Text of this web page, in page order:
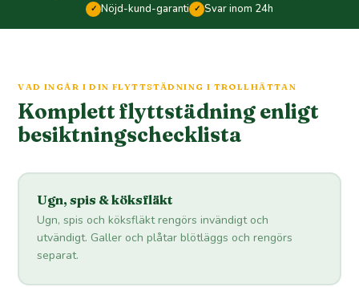
✓ Nöjd-kund-garanti ✓ Svar inom 24h
VAD INGÅR I DIN FLYTTSTÄDNING I TROLLHÄTTAN
Komplett flyttstädning enligt
besiktningschecklista
Ugn, spis & köksfläkt
Ugn, spis och köksfläkt rengörs invändigt och
utvändigt. Galler och plåtar blötläggs och rengörs
separat.